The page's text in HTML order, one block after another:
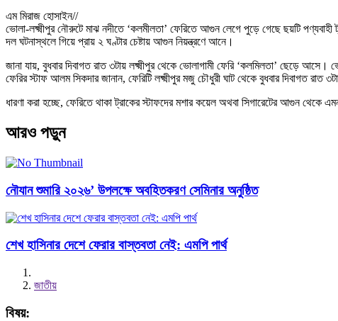
এম মিরাজ হোসাইন//
ভোলা-লক্ষ্মীপুর নৌরুটে মাঝ নদীতে ‘কলমীলতা’ ফেরিতে আগুন লেগে পুড়ে গেছে ছয়টি
দল ঘটনাস্থলে গিয়ে প্রায় ২ ঘণ্টার চেষ্টায় আগুন নিয়ন্ত্রণে আনে।
জানা যায়, বুধবার দিবাগত রাত ৩টায় লক্ষ্মীপুর থেকে ভোলাগামী ফেরি ‘কলমিলতা’ ছেড়ে
ফেরির স্টাফ আলম সিকদার জানান, ফেরিটি লক্ষ্মীপুর মজু চৌধুরী ঘাট থেকে বুধবার দিবাগত
ধারণা করা হচ্ছে, ফেরিতে থাকা ট্রাকের স্টাফদের মশার কয়েল অথবা সিগারেটের আগুন থেকে
আরও পড়ুন
নৌযান শুমারি ২০২৬’ উপলক্ষে অবহিতকরণ সেমিনার অনুষ্ঠিত
শেখ হাসিনার দেশে ফেরার বাস্তবতা নেই: এমপি পার্থ
জাতীয়
বিষয়: